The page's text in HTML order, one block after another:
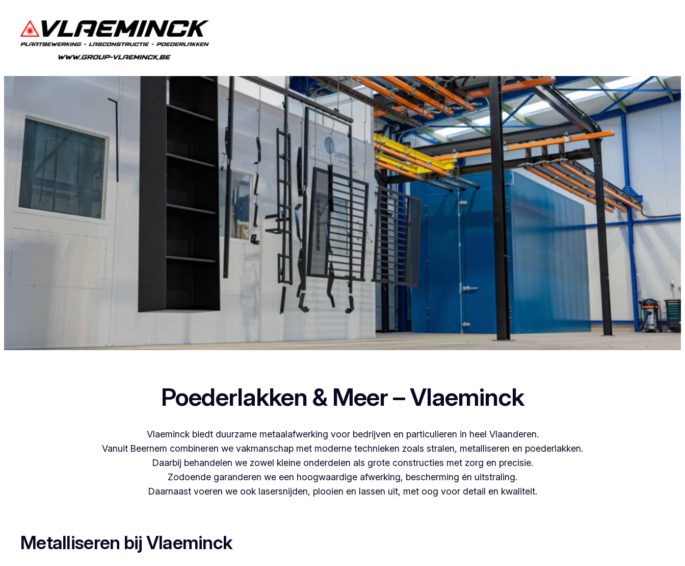
Poederlakken & Meer – Vlaeminck
Vlaeminck biedt duurzame metaalafwerking voor bedrijven en particulieren in heel Vlaanderen.
Vanuit Beernem combineren we vakmanschap met moderne technieken zoals stralen, metalliseren en poederlakken.
Daarbij behandelen we zowel kleine onderdelen als grote constructies met zorg en precisie.
Zodoende garanderen we een hoogwaardige afwerking, bescherming én uitstraling.
Daarnaast voeren we ook lasersnijden, plooien en lassen uit, met oog voor detail en kwaliteit.
Metalliseren bij Vlaeminck